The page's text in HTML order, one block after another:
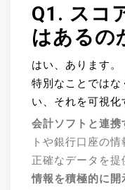
Q1. スコ
はあるの
はい、あります。
特別なことでは
い、それを可視化
会計ソフトと連携
トや銀行口座の
正確なデータを提
情報を積極的に開